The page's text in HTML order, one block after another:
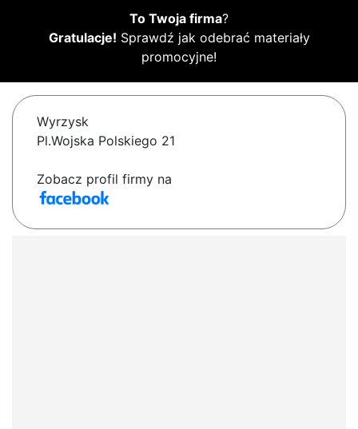
To Twoja firma?
Gratulacje! Sprawdź jak odebrać materiały
promocyjne!
Wyrzysk
Pl.Wojska Polskiego 21
Zobacz profil firmy na